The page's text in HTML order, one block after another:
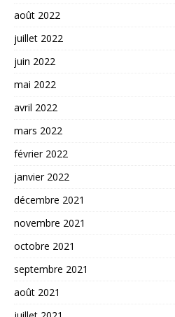
août 2022
juillet 2022
juin 2022
mai 2022
avril 2022
mars 2022
février 2022
janvier 2022
décembre 2021
novembre 2021
octobre 2021
septembre 2021
août 2021